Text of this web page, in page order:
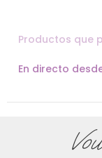
Productos que
En directo